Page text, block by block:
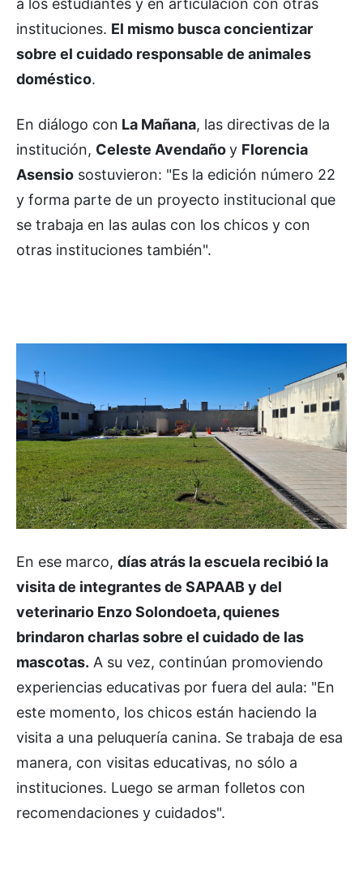
instituciones. El mismo busca concientizar
sobre el cuidado responsable de animales
doméstico.
En diálogo con La Mañana, las directivas de la
institución, Celeste Avendañoy Florencia
Asensio sostuvieron: "Es la edición número 22
y forma parte de un proyecto institucional que
se trabaja en las aulas con los chicos y con
otras instituciones también".
En ese marco, días atrás la escuela recibió la
visita de integrantes de SAPAAB y del
veterinario Enzo Solondoeta, quienes
brindaron charlas sobre el cuidado de las
mascotas. A su vez, continúan promoviendo
experiencias educativas por fuera del aula: "En
este momento, los chicos están haciendo la
visita a una peluquería canina. Se trabaja de esa
manera, con visitas educativas, no sólo a
instituciones. Luego se arman folletos con
recomendaciones y cuidados".